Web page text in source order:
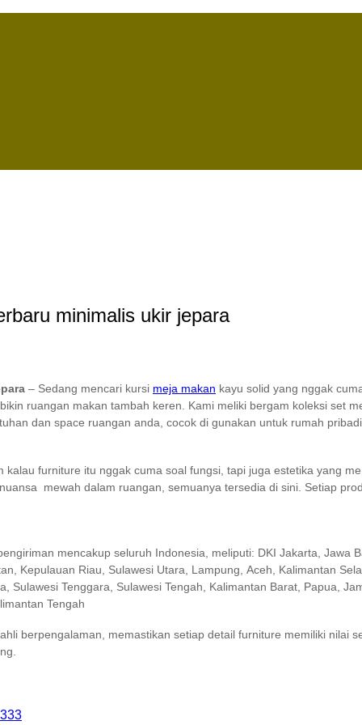
minimalis ukir jepara
– Sedang mencari kursi meja makan kayu solid yang nggak
ruangan makan tambah keren. Kami meliki bergam koleksi set
dan space ruangan anda, cocok di gunakan untuk rumah
furniture itu nggak cuma soal fungsi, tapi juga estetika yang
mewah dalam ruangan, semuanya tersedia di sini. Setiap
mencakup seluruh Indonesia, meliputi: DKI Jakarta, Jawa
Kepulauan Riau, Sulawesi Utara, Lampung, Aceh, Kalimantan
Sulawesi Tenggara, Sulawesi Tengah, Kalimantan Barat, Papua,
Tengah
berpengalaman, memastikan setiap detail furniture memiliki nilai